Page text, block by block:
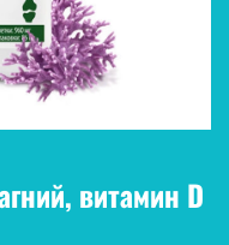
витамин D